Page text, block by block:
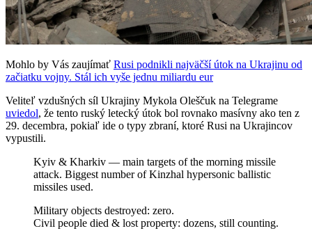
Mohlo by Vás zaujímať Rusi podnikli najväčší útok na Ukrajinu od
začiatku vojny. Stál ich vyše jednu miliardu eur
Veliteľ vzdušných síl Ukrajiny Mykola Oleščuk na Telegrame
uviedol, že tento ruský letecký útok bol rovnako masívny ako ten z
29. decembra, pokiaľ ide o typy zbraní, ktoré Rusi na Ukrajincov
vypustili.
Kyiv & Kharkiv — main targets of the morning missile
attack. Biggest number of Kinzhal hypersonic ballistic
missiles used.
Military objects destroyed: zero.
Civil people died & lost property: dozens, still counting.